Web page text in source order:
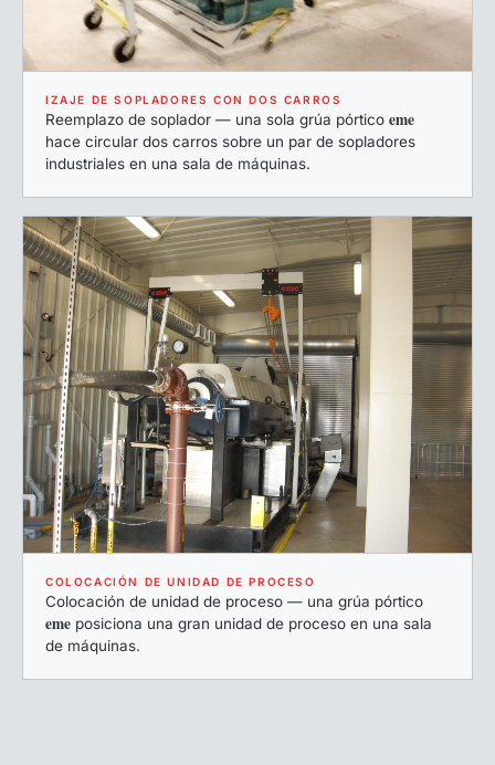
IZAJE DE SOPLADORES CON DOS CARROS
Reemplazo de soplador — una sola grúa pórtico eme
hace circular dos carros sobre un par de sopladores
industriales en una sala de máquinas.
COLOCACIÓN DE UNIDAD DE PROCESO
Colocación de unidad de proceso — una grúa pórtico
emeposiciona una gran unidad de proceso en una sala
de máquinas.